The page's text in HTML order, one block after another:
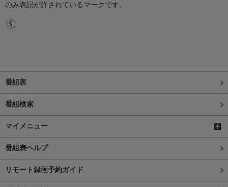
のみ表記が許されているマークです。
番組表
番組検索
マイメニュー
番組表ヘルプ
リモート録画予約ガイド